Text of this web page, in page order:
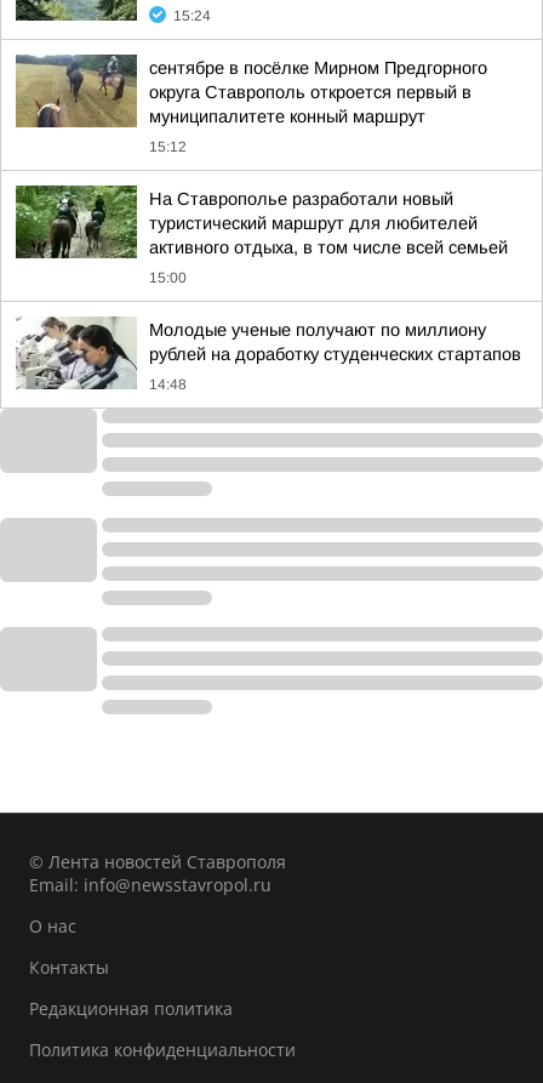
15:24
сентябре в посёлке Мирном Предгорного
округа Ставрополь откроется первый в
муниципалитете конный маршрут
15:12
На Ставрополье разработали новый
туристический маршрут для любителей
активного отдыха, в том числе всей семьей
15:00
Молодые ученые получают по миллиону
рублей на доработку студенческих стартапов
14:48
© Лента новостей Ставрополя
Email: info@newsstavropol.ru
О нас
Контакты
Редакционная политика
Политика конфиденциальности